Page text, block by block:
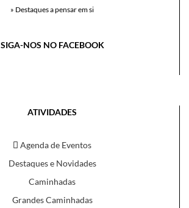
» Destaques a pensar em si
SIGA-NOS NO FACEBOOK
ATIVIDADES
Agenda de Eventos
Destaques e Novidades
Caminhadas
Grandes Caminhadas